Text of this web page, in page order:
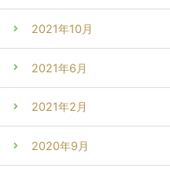
2021年10月
2021年6月
2021年2月
2020年9月